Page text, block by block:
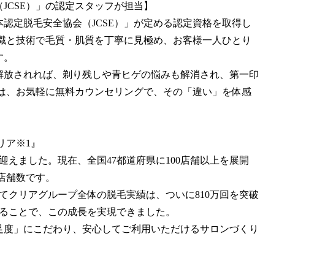
）」の認定スタッフが担当】
定脱毛安全協会（JCSE）」が定める認定資格を取得し
と技術で毛質・肌質を丁寧に見極め、お客様一人ひとり
されれば、剃り残しや青ヒゲの悩みも解消され、第一印
、お気軽に無料カウンセリングで、その「違い」を体感
ア※1』
えました。現在、全国47都道府県に100店舗以上を展開
数です。
クリアグループ全体の脱毛実績は、ついに810万回を突破
とで、この成長を実現できました。
」にこだわり、安心してご利用いただけるサロンづくり